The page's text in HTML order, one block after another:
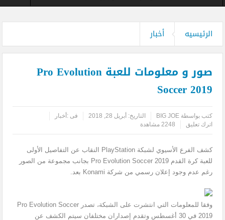
الرئيسيه أخبار
صور و معلومات للعبة Pro Evolution
Soccer 2019
كتب بواسطةBIG JOE التاريخ: أبريل 28, 2018 فى : أخبار
اترك تعليق
2248 مشاهدة
كشف الفرع الأسيوي لشبكة PlayStation النقاب عن التفاصيل الأولى
للعبة كرة القدم Pro Evolution Soccer 2019 بجانب مجموعة من الصور
رغم عدم وجود إعلان رسمي من شركة Konami بعد.
وفقا للمعلومات التي انتشرت على الشبكة، تصدر Pro Evolution Soccer
2019 في 30 أغسطس وتقدم إصداران مختلفان سيتم الكشف عن